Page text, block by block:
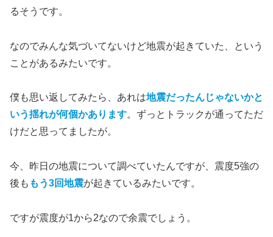
るそうです。
なのでみんな気づいてないけど地震が起きていた、という
ことがあるみたいです。
僕も思い返してみたら、あれは地震だったんじゃないかと
いう揺れが何個かあります。ずっとトラックが通ってただ
けだと思ってましたが。
今、昨日の地震について調べていたんですが、震度5強の
後も もう3回地震が起きているみたいです。
ですが震度が1から2なので余震でしょう。